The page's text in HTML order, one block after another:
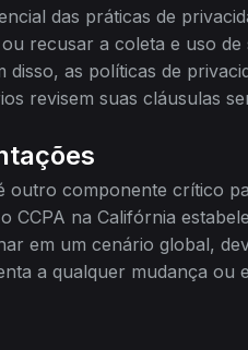
das práticas de
recusar a coleta e uso de
as políticas de
revisem suas cláusulas
outro componente crítico
CCPA na Califórnia
em um cenário global,
a qualquer mudança ou